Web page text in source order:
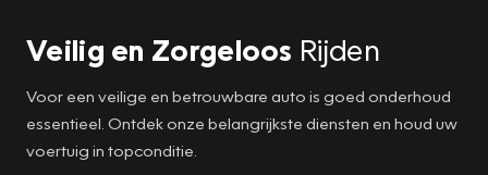
Veilig en Zorgeloos Rijden
Voor een veilige en betrouwbare auto is goed onderhoud
essentieel. Ontdek onze belangrijkste diensten en houd uw
voertuig in topconditie.